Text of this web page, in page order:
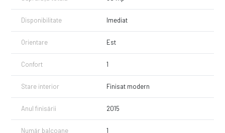
Disponibilitate Imediat
Orientare Est
Confort 1
Stare interior Finisat modern
Anul finisării 2015
Număr balcoane 1